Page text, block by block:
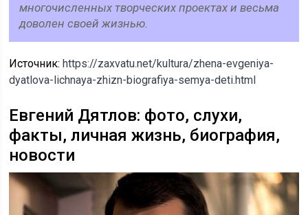
многочисленных творческих проектах и весьма
доволен своей жизнью.
Источник: https://zaxvatu.net/kultura/zhena-evgeniya-
dyatlova-lichnaya-zhizn-biografiya-semya-deti.html
Евгений Дятлов: фото, слухи,
факты, личная жизнь, биография,
новости